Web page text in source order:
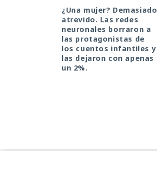
¿Una mujer? Demasiado
atrevido. Las redes
neuronales borraron a
las protagonistas de
los cuentos infantiles y
las dejaron con apenas
un 2%.